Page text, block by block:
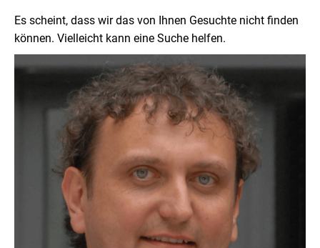
Es scheint, dass wir das von Ihnen Gesuchte nicht finden
können. Vielleicht kann eine Suche helfen.